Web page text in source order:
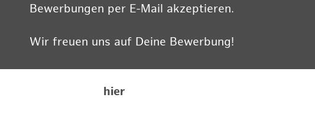
Bewerbungen per E-Mail akzeptieren.
Wir freuen uns auf Deine Bewerbung!
hier